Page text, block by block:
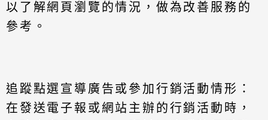
以了解網頁瀏覽的情況，做為改善服務的
參考。
追蹤點選宣導廣告或參加行銷活動情形：
在發送電子報或網站主辦的行銷活動時，